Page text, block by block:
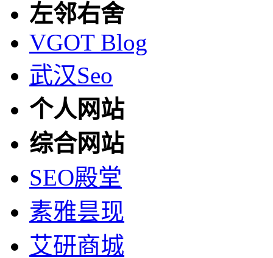
左邻右舍
VGOT Blog
武汉Seo
个人网站
综合网站
SEO殿堂
素雅昙现
艾研商城